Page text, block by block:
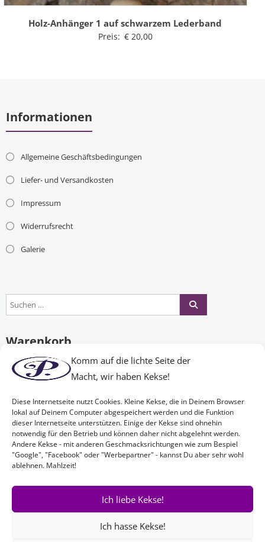
Komm auf die lichte Seite der
Macht, wir haben Kekse!
Diese Internetseite nutzt Cookies. Kleine Kekse, die in Deinem Browser
lokal auf Deinem Computer abgespeichert werden und die Funktion
dieser Internetseite unterstützen. Einige der Kekse sind ohnehin
notwendig für den Betrieb und können daher nicht abgelehnt werden.
Andere Kekse - mit anderen Geschmacksrichtungen wie zum Bespiel
"Google", "Facebook" oder "Werbepartner" - kannst Du aber sehr wohl
ablehnen. Mahlzeit!
Ich liebe Kekse!
Ich hasse Kekse!
Holz-Anhänger 1 auf schwarzem Lederband
Preis: €20,00
Informationen
Allgemeine Geschäftsbedingungen
Liefer- und Versandkosten
Impressum
Widerrufsrecht
Galerie
Warenkorb
Es befinden sich keine Produkte im Warenkorb.
Nichts Passendes gefunden?
Wenn Sie nach etwas Bestimmtem suchen oder gerne ein Produkt
Ihren Wünschen entsprechend anfertigen lassen möchten,
einfach!